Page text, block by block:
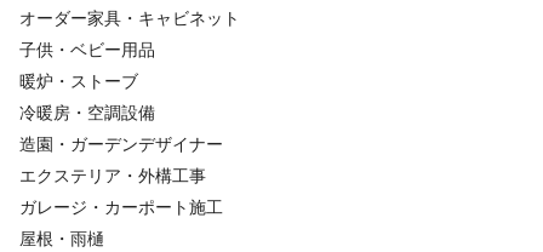
オーダー家具・キャビネット
子供・ベビー用品
暖炉・ストーブ
冷暖房・空調設備
造園・ガーデンデザイナー
エクステリア・外構工事
ガレージ・カーポート施工
屋根・雨樋